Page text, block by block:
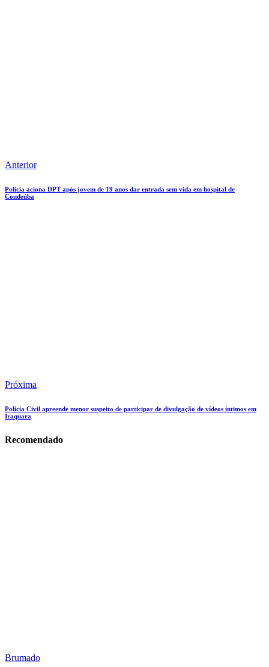
Anterior
Polícia aciona DPT após jovem de 19 anos dar entrada sem vida em hospital de
Condeúba
Próxima
Polícia Civil apreende menor suspeito de participar de divulgação de vídeos íntimos em
Iraquara
Recomendado
Brumado